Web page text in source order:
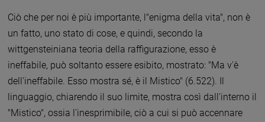
Ciò che per noi è più importante, l"enigma della vita", non è
un fatto, uno stato di cose, e quindi, secondo la
wittgensteiniana teoria della raffigurazione, esso è
ineffabile, può soltanto essere esibito, mostrato: "Ma v'è
dell'ineffabile. Esso mostra sé, è il Mistico" (6.522). Il
linguaggio, chiarendo il suo limite, mostra così dall'interno il
"Mistico", ossia l'inesprimibile, ciò a cui si può accennare